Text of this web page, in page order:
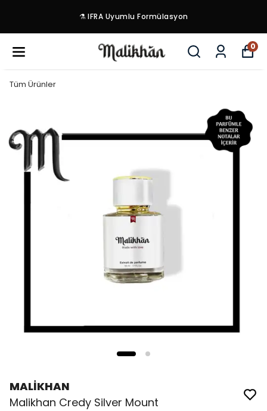
⚗️ IFRA Uyumlu Formülasyon
0
Tüm Ürünler
MALİKHAN
Malikhan Credy Silver Mount